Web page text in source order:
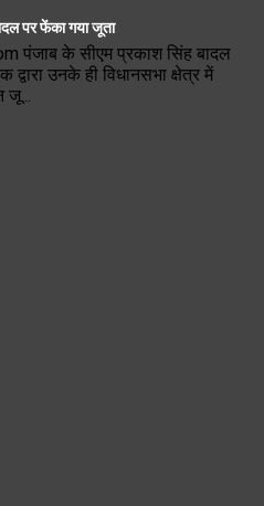
पर फेंका गया जूता
पंजाब के सीएम प्रकाश सिंह बादल
उनके ही विधानसभा क्षेत्र में